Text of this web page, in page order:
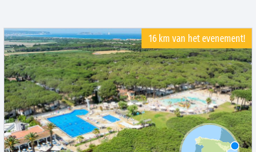
16 km van het evenement!